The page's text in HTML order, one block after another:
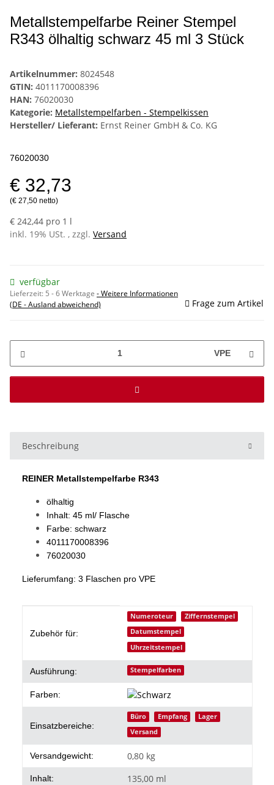
Metallstempelfarbe Reiner Stempel
R343 ölhaltig schwarz 45 ml 3 Stück
Artikelnummer: 8024548
GTIN: 4011170008396
HAN: 76020030
Kategorie: Metallstempelfarben - Stempelkissen
Hersteller/ Lieferant: Ernst Reiner GmbH & Co. KG
76020030
€ 32,73
(€ 27,50 netto)
€ 242,44 pro 1 l
inkl. 19% USt. , zzgl. Versand
verfügbar
Lieferzeit: 5 - 6 Werktage - Weitere Informationen
(DE - Ausland abweichend)
Frage zum Artikel
VPE
Beschreibung
REINER Metallstempelfarbe R343
ölhaltig
Inhalt: 45 ml/ Flasche
Farbe: schwarz
4011170008396
76020030
Lieferumfang: 3 Flaschen pro VPE
Zubehör für:
Numeroteur
Ziffernstempel
Datumstempel
Uhrzeitstempel
Ausführung: Stempelfarben
Farben:
Einsatzbereiche:
Büro Empfang
Lager
Versand
Versandgewicht: 0,80 kg
Inhalt: 135,00 ml